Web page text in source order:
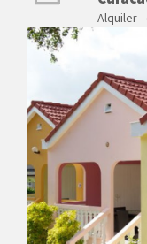
Alquiler -